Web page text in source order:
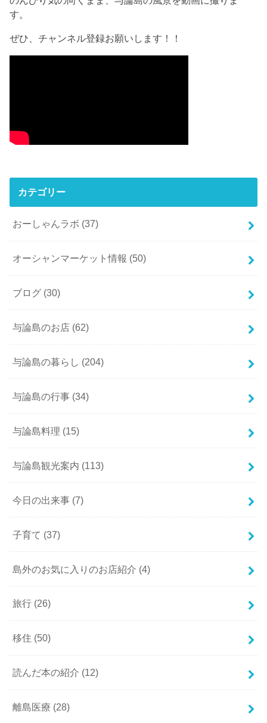
す。
ぜひ、チャンネル登録お願いします！！
カテゴリー
おーしゃんラボ (37)
オーシャンマーケット情報 (50)
ブログ (30)
与論島のお店 (62)
与論島の暮らし (204)
与論島の行事 (34)
与論島料理 (15)
与論島観光案内 (113)
今日の出来事 (7)
子育て (37)
島外のお気に入りのお店紹介 (4)
旅行 (26)
移住 (50)
読んだ本の紹介 (12)
離島医療 (28)